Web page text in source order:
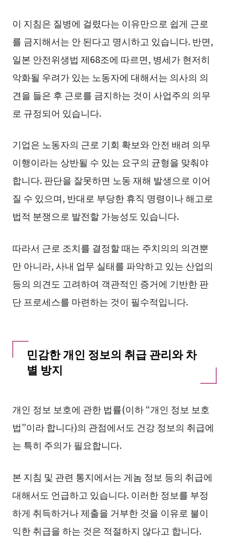
이 지침은 질병에 걸렸다는 이유만으로 쉽게 근로
를 금지해서는 안 된다고 명시하고 있습니다. 반면,
일본 안전위생법 제68조에 따르면, 병세가 현저히
악화될 우려가 있는 노동자에 대해서는 의사의 의
견을 들은 후 근로를 금지하는 것이 사업주의 의무
로 규정되어 있습니다.
기업은 노동자의 근로 기회 확보와 안전 배려 의무
이행이라는 상반될 수 있는 요구의 균형을 맞춰야
합니다. 판단을 잘못하면 노동 재해 발생으로 이어
질 수 있으며, 반대로 부당한 휴직 명령이나 해고로
법적 분쟁으로 발전할 가능성도 있습니다.
따라서 근로 조치를 결정할 때는 주치의의 의견뿐
만 아니라, 사내 업무 실태를 파악하고 있는 산업의
등의 의견도 고려하여 객관적인 증거에 기반한 판
단 프로세스를 마련하는 것이 필수적입니다.
민감한 개인 정보의 취급 관리와 차
별 방지
개인 정보 보호에 관한 법률(이하 “개인 정보 보호
법”이라 합니다)의 관점에서도 건강 정보의 취급에
는 특히 주의가 필요합니다.
본 지침 및 관련 통지에서는 게놈 정보 등의 취급에
대해서도 언급하고 있습니다. 이러한 정보를 부정
하게 취득하거나 제출을 거부한 것을 이유로 불이
익한 취급을 하는 것은 적절하지 않다고 합니다.